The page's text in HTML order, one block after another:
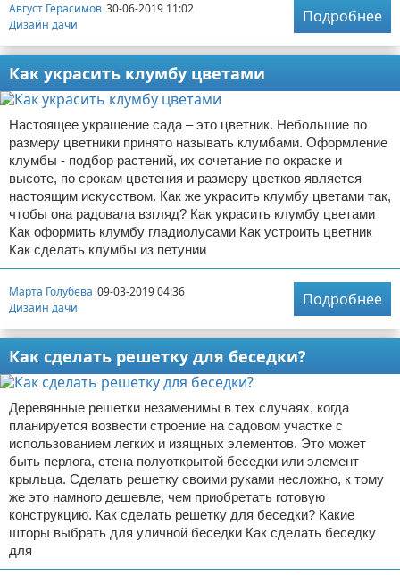
Август Герасимов 30-06-2019 11:02
Дизайн дачи
Подробнее
Как украсить клумбу цветами
Настоящее украшение сада – это цветник. Небольшие по
размеру цветники принято называть клумбами. Оформление
клумбы - подбор растений, их сочетание по окраске и
высоте, по срокам цветения и размеру цветков является
настоящим искусством. Как же украсить клумбу цветами так,
чтобы она радовала взгляд? Как украсить клумбу цветами
Как оформить клумбу гладиолусами Как устроить цветник
Как сделать клумбы из петунии
Марта Голубева 09-03-2019 04:36
Дизайн дачи
Подробнее
Как сделать решетку для беседки?
Деревянные решетки незаменимы в тех случаях, когда
планируется возвести строение на садовом участке с
использованием легких и изящных элементов. Это может
быть перлога, стена полуоткрытой беседки или элемент
крыльца. Сделать решетку своими руками несложно, к тому
же это намного дешевле, чем приобретать готовую
конструкцию. Как сделать решетку для беседки? Какие
шторы выбрать для уличной беседки Как сделать беседку
для